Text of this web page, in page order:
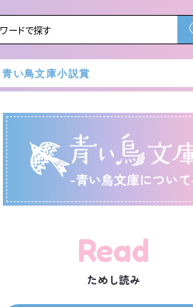
青い鳥文庫小説賞
-青い鳥文庫につい
Read
ためし読み